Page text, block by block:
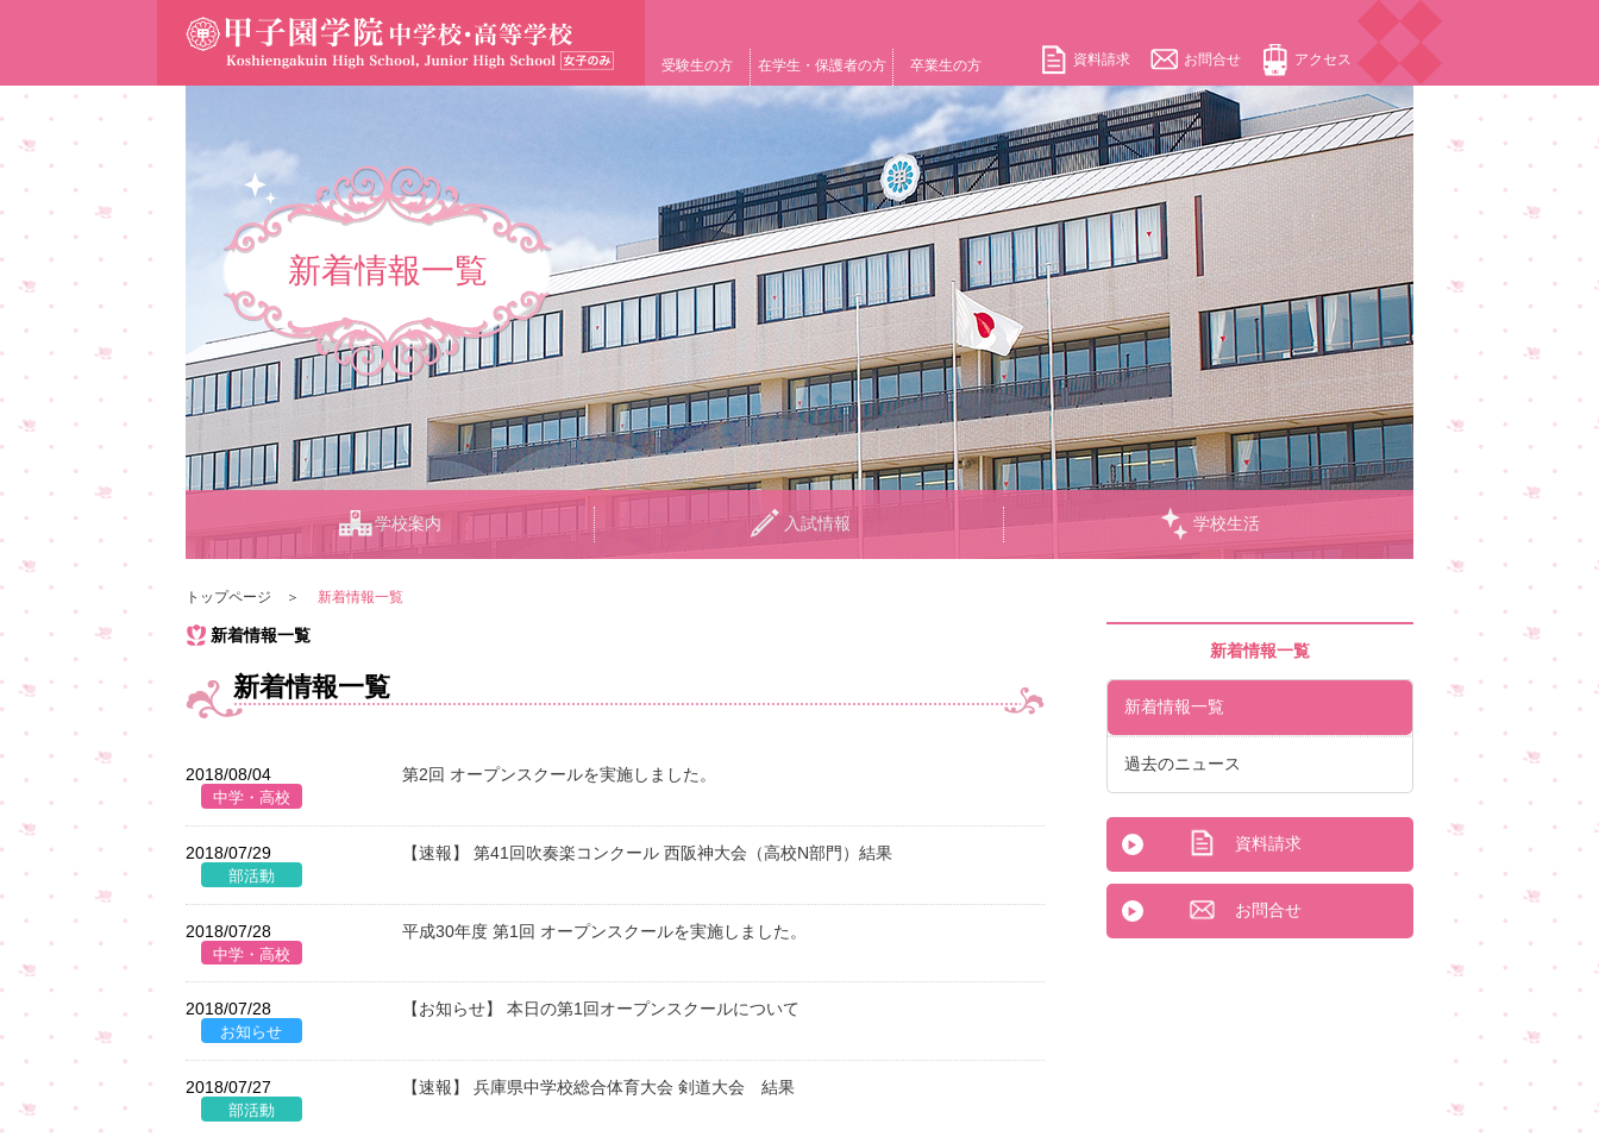
学校案内 入試情報 学校生活
受験生の方 在学生・保護者の方 卒業生の方 資料請求 お問合せ アクセス
新着情報一覧
トップページ 新着情報一覧
新着情報一覧
新着情報一覧
2018/08/04 第2回 オープンスクールを実施しました。
2018/07/29 【速報】 第41回吹奏楽コンクール 西阪神大会（高校N部門）結果
2018/07/28 平成30年度 第1回 オープンスクールを実施しました。
2018/07/28 【お知らせ】 本日の第1回オープンスクールについて
2018/07/27 【速報】 兵庫県中学校総合体育大会 剣道大会 結果
新着情報一覧
新着情報一覧
過去のニュース
資料請求
お問合せ